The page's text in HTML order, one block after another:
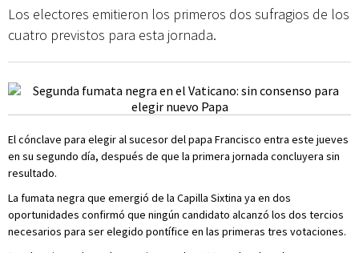
Los electores emitieron los primeros dos sufragios de los
cuatro previstos para esta jornada.
El cónclave para elegir al sucesor del papa Francisco entra este jueves
en su segundo día, después de que la primera jornada concluyera sin
resultado.
La fumata negra que emergió de la Capilla Sixtina ya en dos
oportunidades confirmó que ningún candidato alcanzó los dos tercios
necesarios para ser elegido pontífice en las primeras tres votaciones.